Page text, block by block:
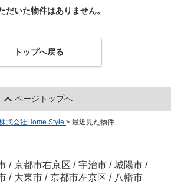
だいた物件はありません。
トップへ戻る
ページトップへ
式会社Home Style > 最近見た物件
/ 京都市右京区 / 宇治市 / 城陽市 /
/ 大東市 / 京都市左京区 / 八幡市